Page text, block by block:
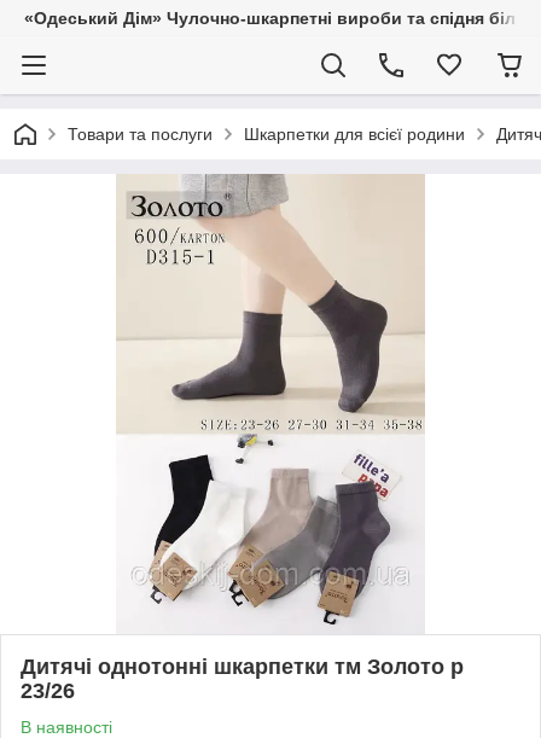
«Одеський Дім» Чулочно-шкарпетні вироби та спідня
Товари та послуги Шкарпетки для всієї родини
Дитячі однотонні шкарпетки тм Золото р
23/26
В наявності